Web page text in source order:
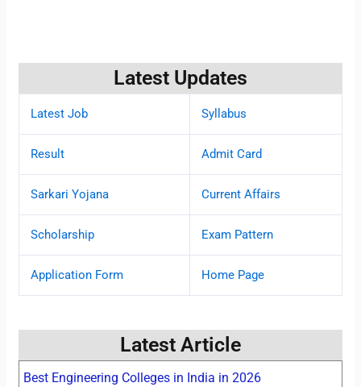
Latest Updates
Latest Job Syllabus
Result Admit Card
Sarkari Yojana Current Affairs
Scholarship Exam Pattern
Application Form Home Page
Latest Article
Best Engineering Colleges in India in 2026